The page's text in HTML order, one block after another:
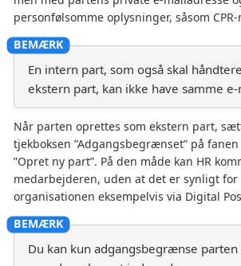
personfølsomme oplysninger, såsom
En intern part, som også skal
ekstern part, kan ikke have samme
Når parten oprettes som ekstern part,
tjekboksen ”Adgangsbegrænset” på fanen
”Opret ny part”. På den måde kan HR
medarbejderen, uden at det er synligt for
organisationen eksempelvis via Digital
Du kan kun adgangsbegrænse